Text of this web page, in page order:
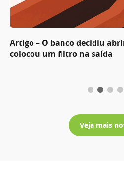
Artigo – O banco decidiu
colocou um filtro na saída
Veja mais